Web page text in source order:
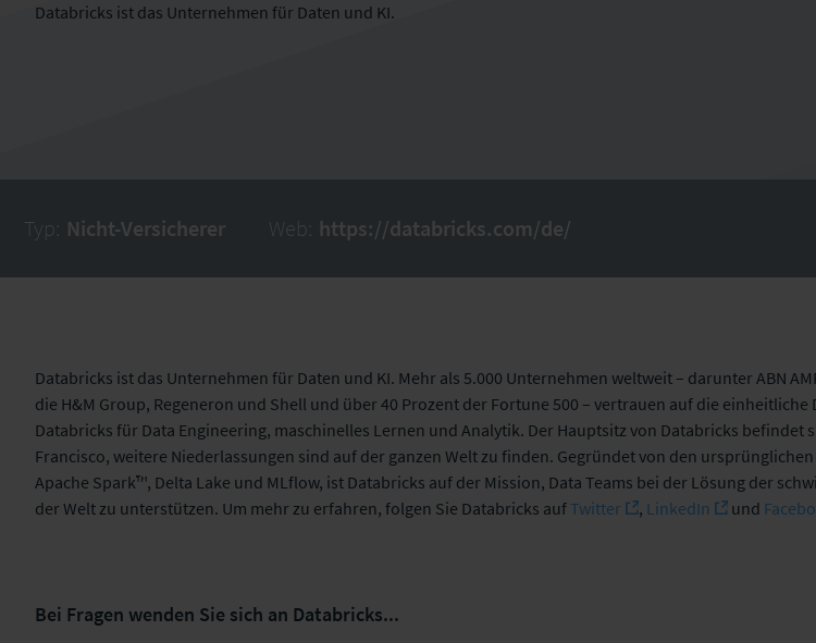
Databricks ist das Unternehmen für Daten und KI.
Typ: Nicht-Versicherer Web: https://databricks.com/de/
Databricks ist das Unternehmen für Daten und KI. Mehr als 5.000 Unternehmen weltweit – darunterABN
die H&M Group, Regeneron und Shell und über 40 Prozent der Fortune 500 – vertrauen auf die
Databricks für Data Engineering, maschinelles Lernen und Analytik. Der Hauptsitz von Databricks befindet
Francisco, weitere Niederlassungen sind auf der ganzen Welt zu finden. Gegründet von den
Apache Spark™, Delta Lake und MLflow, ist Databricks auf der Mission, Data Teams bei der Lösung der
der Welt zu unterstützen. Um mehr zu erfahren, folgen Sie Databricks auf Twitter , LinkedIn und
Bei Fragen wenden Sie sich an Databricks...